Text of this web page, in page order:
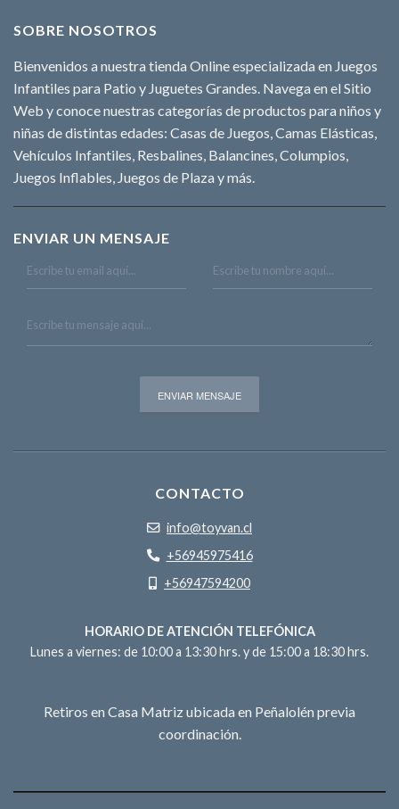
SOBRE NOSOTROS
Bienvenidos a nuestra tienda Online especializada en Juegos
Infantiles para Patio y Juguetes Grandes. Navega en el Sitio
Web y conoce nuestras categorías de productos para niños y
niñas de distintas edades: Casas de Juegos, Camas Elásticas,
Vehículos Infantiles, Resbalines, Balancines, Columpios,
Juegos Inflables, Juegos de Plaza y más.
ENVIAR UN MENSAJE
CONTACTO
info@toyvan.cl
+56945975416
+56947594200
HORARIO DE ATENCIÓN TELEFÓNICA
Lunes a viernes: de 10:00 a 13:30 hrs. y de 15:00 a 18:30 hrs.
Retiros en Casa Matriz ubicada en Peñalolén previa
coordinación.